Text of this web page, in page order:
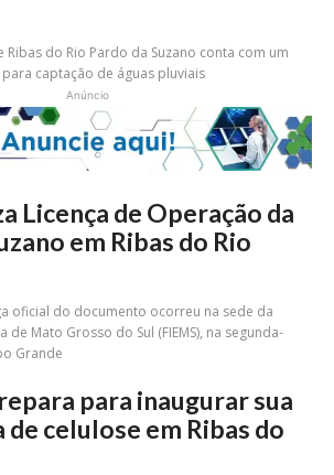
Ribas do Rio Pardo da Suzano conta com um
captação de águas pluviais
Anúncio
Licença de Operação da
em Ribas do Rio
oficial do documento ocorreu na sede da
de Mato Grosso do Sul (FIEMS), na segunda-
Grande
para inaugurar sua
celulose em Ribas do